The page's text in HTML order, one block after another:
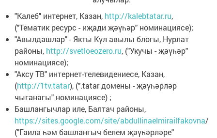
"Калеб" интернет, Казан, http://kalebtatar.ru,
("Тематик ресурс - иҗади җәүһәр" номинациясе);
"Авылдашлар" - Якты Күл авылы блогы, Нурлат
районы, http://svetloeozero.ru, ("Укучы - җәүһәр"
номинациясе);
"Аксу ТВ" интернет-телевидениесе, Казан,
(http://1tv.tatar), (".tatar домены - җәүһәрләр
чыганагы" номинациясе) ;
Башлангычлар иле, Балтач районы,
https://sites.google.com/site/abdullinaelmirailfakovna/
("Гаилә һәм башлангыч белем җәүһәрләре"